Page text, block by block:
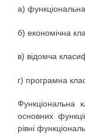
а)
б) економічна
в) відомча
г) програмна
Функціональна
основних
рівні